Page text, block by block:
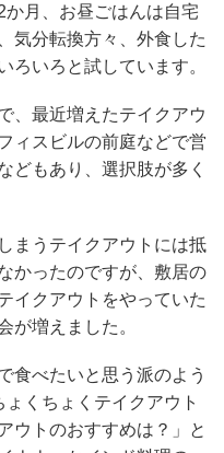
月、お昼ごはんは自宅
気分転換方々、外食した
ろいろと試しています。
、最近増えたテイクアウ
ィスビルの前庭などで営
どもあり、選択肢が多く
まうテイクアウトには抵
かったのですが、敷居の
イクアウトをやっていた
が増えました。
食べたいと思う派のよう
くちょくテイクアウト
ウトのおすすめは？」と